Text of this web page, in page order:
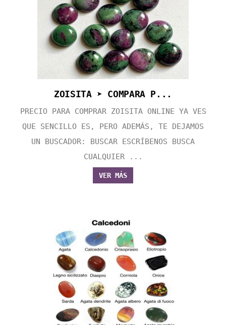
ZOISITA ➤ COMPARA P...
PRECIO PARA COMPRAR ZOISITA ONLINE YA VES
QUE SENCILLO ES, PERO ADEMÁS, TE DEJAMOS
UN BUSCADOR: BUSCAR ESCRÍBENOS BUSCA
CUALQUIER ...
VER MÁS